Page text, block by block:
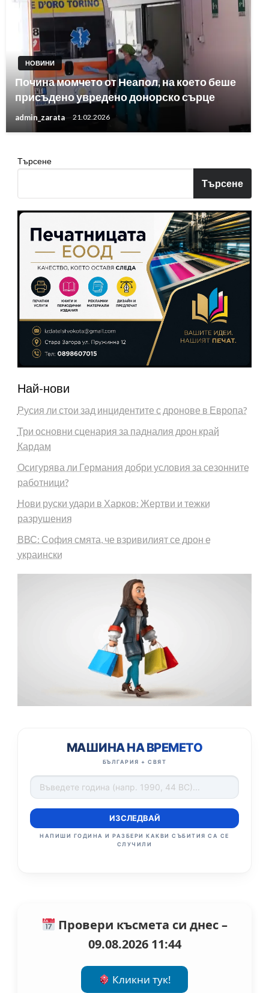
НОВИНИ
Почина момчето от Неапол, на което беше
присъдено увредено донорско сърце
admin_zarata 21.02.2026
Търсене
Търсене
Най-нови
Русия ли стои зад инцидентите с дронове в Европа?
Три основни сценария за падналия дрон край
Кардам
Осигурява ли Германия добри условия за сезонните
работници?
Нови руски удари в Харков: Жертви и тежки
разрушения
ВВС: София смята, че взривилият се дрон е
украински
МАШИНА НА ВРЕМЕТО
БЪЛГАРИЯ + СВЯТ
ИЗСЛЕДВАЙ
НАПИШИ ГОДИНА И РАЗБЕРИ КАКВИ СЪБИТИЯ СА СЕ
СЛУЧИЛИ
Провери късмета си днес –
09.08.2026 11:44
Кликни тук!